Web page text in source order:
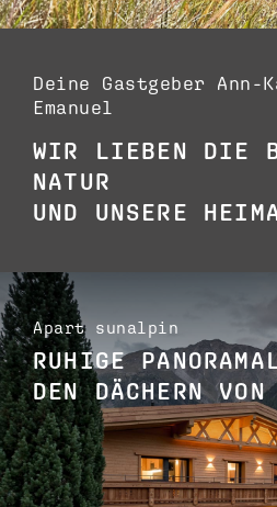
Deine Gastgeber Ann-
Emanuel
WIR LIEBEN DIE
NATUR
UND UNSERE
Apart sunalpin
RUHIGE
DEN DÄCHERN VON